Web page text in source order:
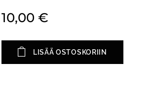
10,00 €
LISÄÄ OSTOSKORIIN